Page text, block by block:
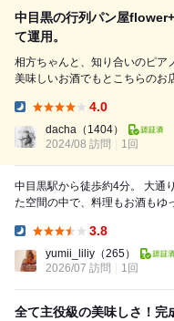
中目黒の行列パン屋
て運用。
相方ちゃんと、知り合いのピア
美味しいお酒でもとこちらのお店に入店。 時刻は2100
下さる。ドリンク、フード、い
取り急ぎ飲み物と軽めのフード...
4.0
dacha （1404）
2024/08 訪問
1回
中目黒駅から徒歩約4分。 大通り沿いにある人気イタリアン。 落ち着い
た空間の中で、料理もお酒もゆ
3.8
yumii_liliy （265）
2026/07 訪問
1回
全て主役級の美味しさ！完